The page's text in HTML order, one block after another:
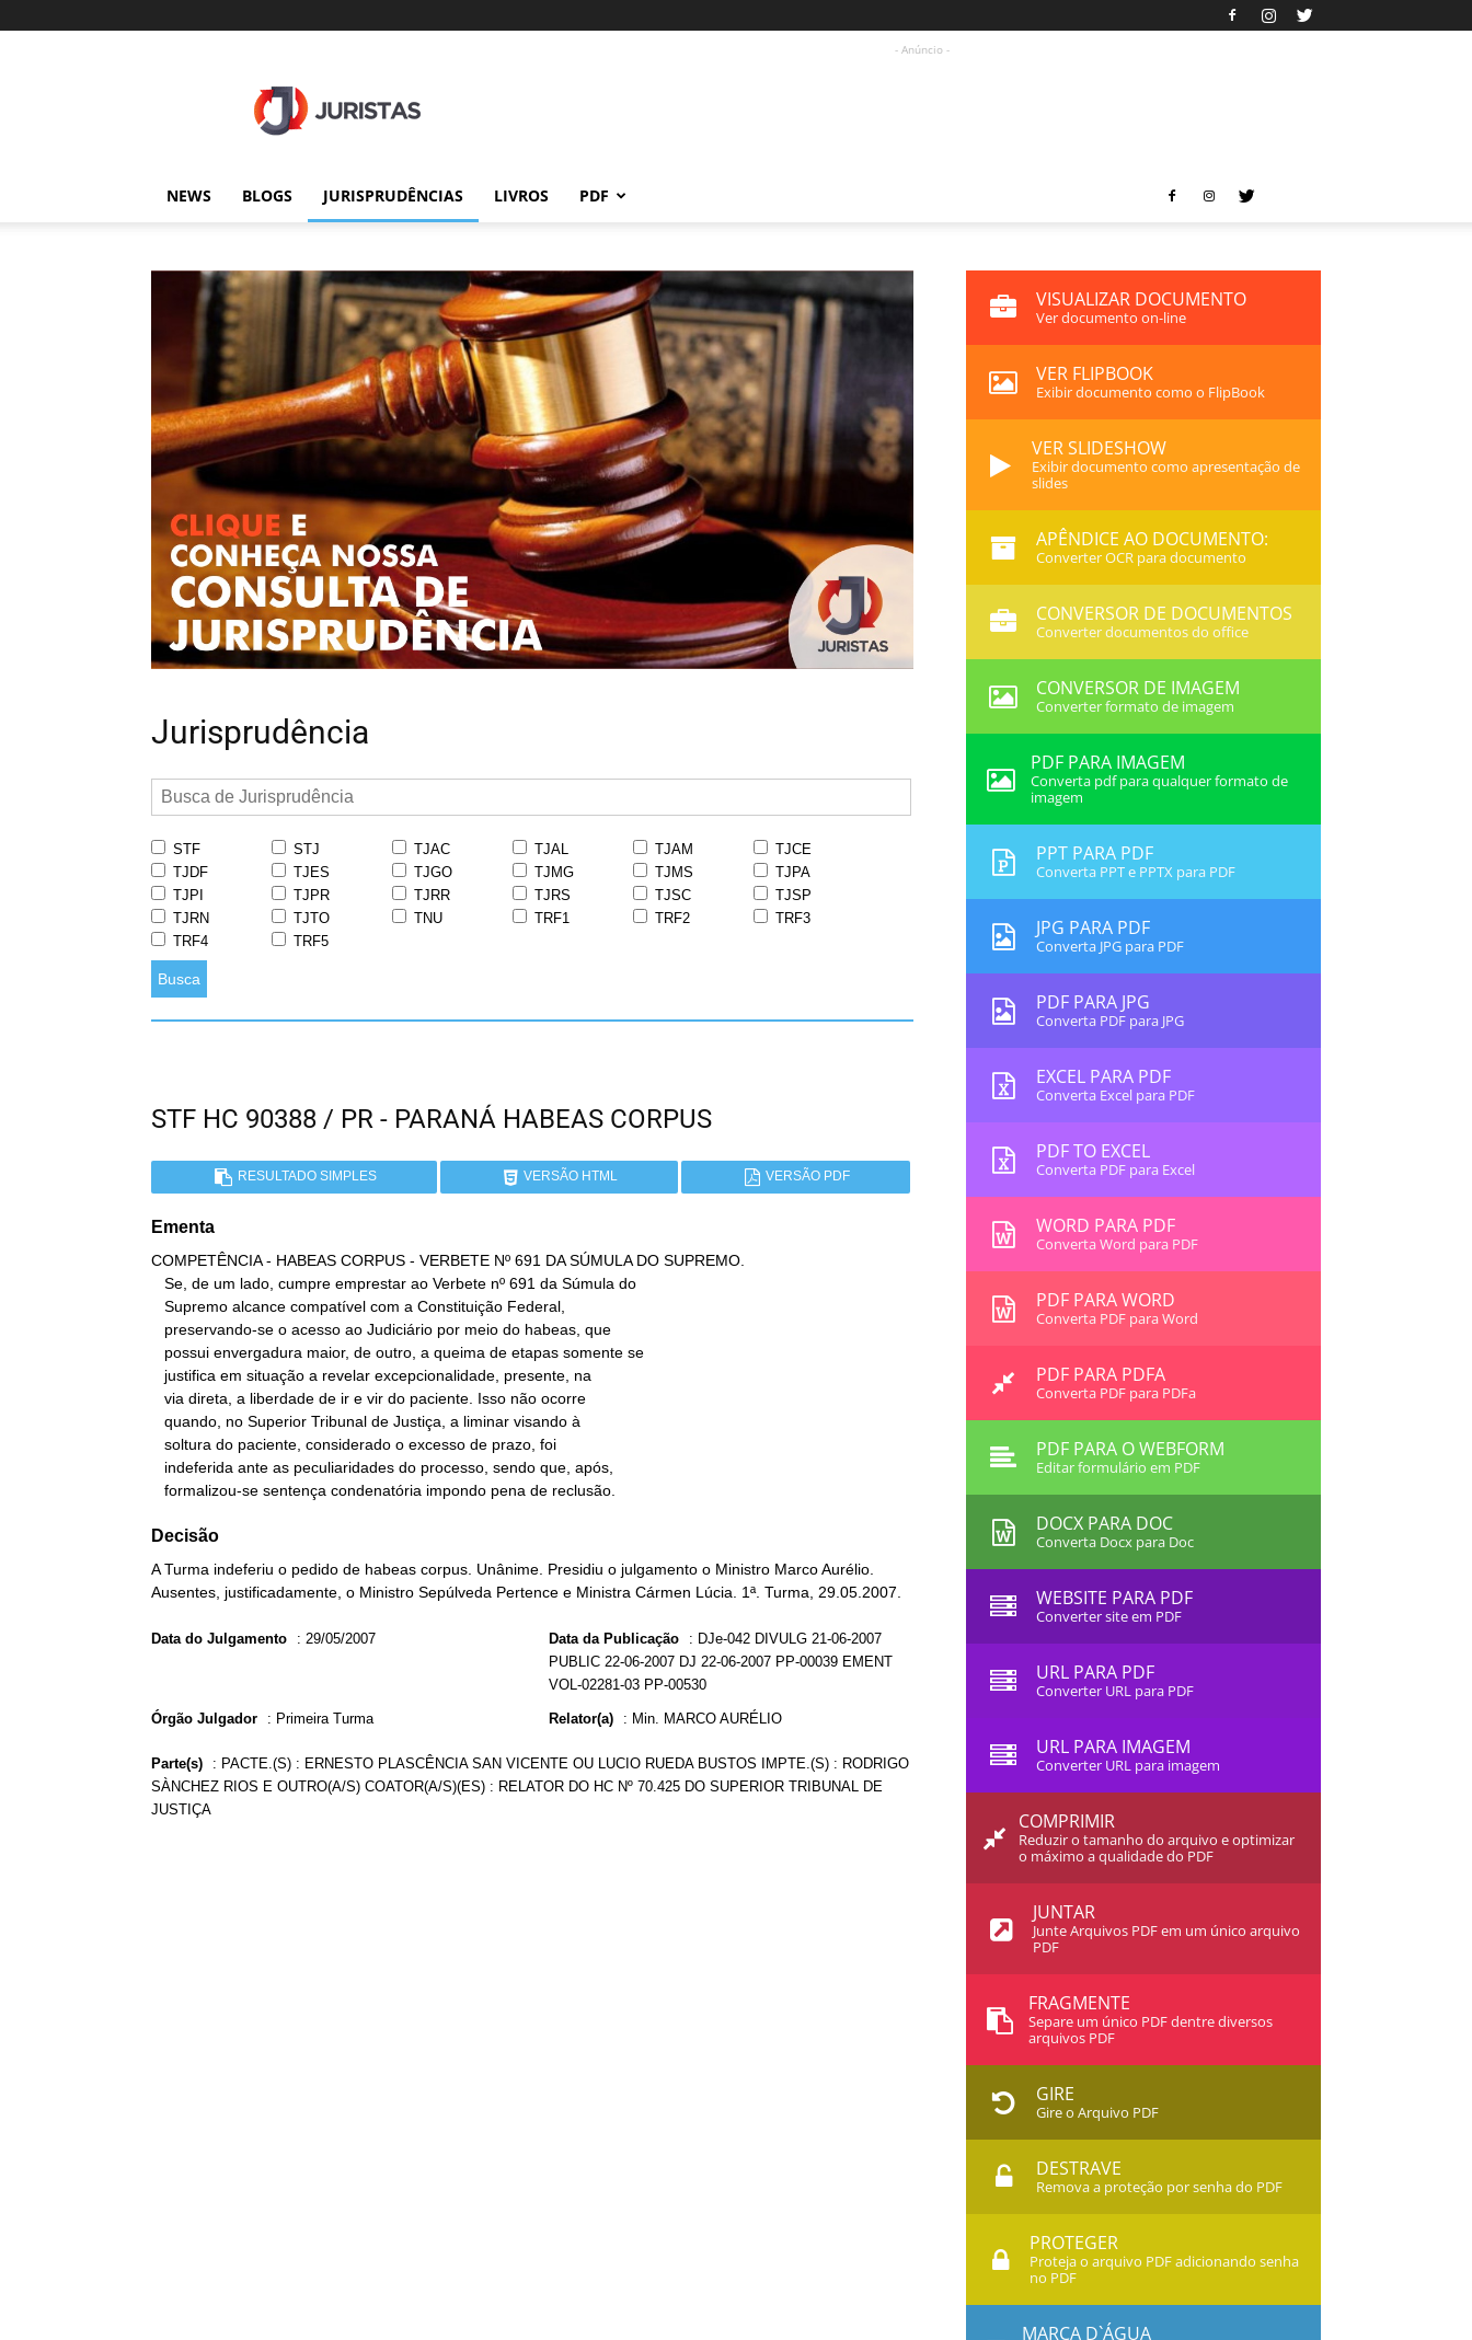
- Anúncio -
NEWS BLOGS JURISPRUDÊNCIAS LIVROS PDF
Jurisprudência
STF STJ TJAC TJAL TJAM
TJCE
TJDF
TJES TJGO TJMG TJMS
TJPA
TJPI
TJPR TJRR TJRS TJSC
TJSP
TJRN
TJTO TNU TRF1 TRF2
TRF3
TRF4
TRF5
Busca
STF HC 90388 / PR - PARANÁ HABEAS CORPUS
RESULTADO SIMPLES VERSÃO HTML VERSÃO PDF
Ementa
COMPETÊNCIA - HABEAS CORPUS - VERBETE Nº 691 DA SÚMULA DO SUPREMO.
   formalizou-se sentença condenatória impondo pena de reclusão.
Decisão
A Turma indeferiu o pedido de habeas corpus. Unânime. Presidiu o julgamento o Ministro Marco Aurélio.
Ausentes, justificadamente, o Ministro Sepúlveda Pertence e Ministra Cármen Lúcia. 1ª. Turma, 29.05.2007.
Data do Julgamento : 29/05/2007 Data da Publicação : DJe-042 DIVULG 21-06-2007
PUBLIC 22-06-2007 DJ 22-06-2007 PP-00039 EMENT
VOL-02281-03 PP-00530
Órgão Julgador : Primeira Turma Relator(a) : Min. MARCO AURÉLIO
Parte(s) : PACTE.(S) : ERNESTO PLASCÊNCIA SAN VICENTE OU LUCIO RUEDA BUSTOS IMPTE.(S) : RODRIGO
SÀNCHEZ RIOS E OUTRO(A/S) COATOR(A/S)(ES) : RELATOR DO HC Nº 70.425 DO SUPERIOR TRIBUNAL DE
JUSTIÇA
VISUALIZAR DOCUMENTO
Ver documento on-line
VER FLIPBOOK
Exibir documento como o FlipBook
VER SLIDESHOW
Exibir documento como apresentação de
slides
APÊNDICE AO DOCUMENTO:
Converter OCR para documento
CONVERSOR DE DOCUMENTOS
Converter documentos do office
CONVERSOR DE IMAGEM
Converter formato de imagem
PDF PARA IMAGEM
Converta pdf para qualquer formato de
imagem
PPT PARA PDF
Converta PPT e PPTX para PDF
JPG PARA PDF
Converta JPG para PDF
PDF PARA JPG
Converta PDF para JPG
EXCEL PARA PDF
Converta Excel para PDF
PDF TO EXCEL
Converta PDF para Excel
WORD PARA PDF
Converta Word para PDF
PDF PARA WORD
Converta PDF para Word
PDF PARA PDFA
Converta PDF para PDFa
PDF PARA O WEBFORM
Editar formulário em PDF
DOCX PARA DOC
Converta Docx para Doc
WEBSITE PARA PDF
Converter site em PDF
URL PARA PDF
Converter URL para PDF
URL PARA IMAGEM
Converter URL para imagem
COMPRIMIR
Reduzir o tamanho do arquivo e optimizar
o máximo a qualidade do PDF
JUNTAR
Junte Arquivos PDF em um único arquivo
PDF
FRAGMENTE
Separe um único PDF dentre diversos
arquivos PDF
GIRE
Gire o Arquivo PDF
DESTRAVE
Remova a proteção por senha do PDF
PROTEGER
Proteja o arquivo PDF adicionando senha
no PDF
MARCA D`ÁGUA